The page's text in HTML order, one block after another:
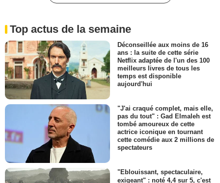
Top actus de la semaine
Déconseillée aux moins de 16
ans : la suite de cette série
Netflix adaptée de l'un des 100
meilleurs livres de tous les
temps est disponible
aujourd'hui
"J'ai craqué complet, mais elle,
pas du tout" : Gad Elmaleh est
tombé amoureux de cette
actrice iconique en tournant
cette comédie aux 2 millions de
spectateurs
"Eblouissant, spectaculaire,
exigeant" : noté 4,4 sur 5, c'est